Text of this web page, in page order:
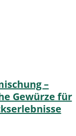
–
Gewürze für